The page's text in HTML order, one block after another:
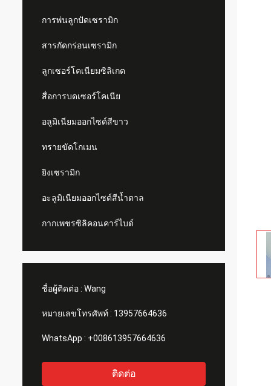
การพ่นลูกปัดเซรามิก
สารกัดกร่อนเซรามิก
ลูกเซอร์โคเนียมซิลิเกต
สื่อการบดเซอร์โคเนีย
อลูมิเนียมออกไซด์สีขาว
ทรายขัดโกเมน
ยิงเซรามิก
อะลูมิเนียมออกไซด์สีน้ำตาล
กากเพชรซิลิคอนคาร์ไบด์
ชื่อผู้ติดต่อ : Wang
หมายเลขโทรศัพท์ : 13957664636
WhatsApp : +008613957664636
ติดต่อ